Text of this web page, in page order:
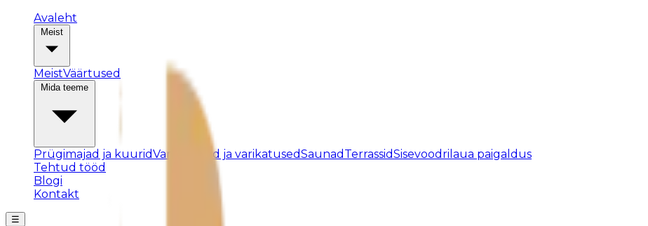
Avaleht
MeistVäärtused
Prügimajad ja kuuridVarjualused ja varikatusedSaunad TerrassidSisevoodrilaua paigaldus
Tehtud tööd
Blogi
Kontakt
☰